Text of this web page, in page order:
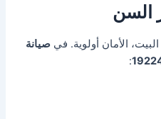
السن
الأمان أولوية. فيصيانة
: